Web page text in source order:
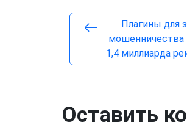
Плагины для
мошенничества
1,4 миллиарда
Оставить